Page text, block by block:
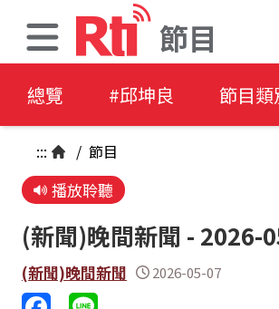
節目
總覽 #邱坤良 節目類
::: / 節目
播放聆聽
(新聞)晚間新聞 - 2026-
(新聞)晚間新聞 2026-05-07